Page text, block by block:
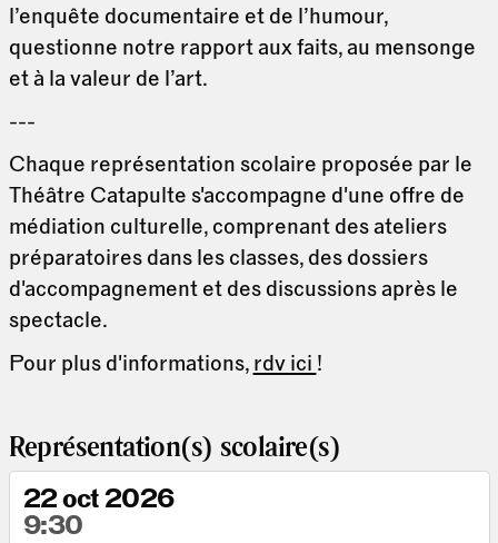
l’enquête documentaire et de l’humour,
questionne notre rapport aux faits, au mensonge
et à la valeur de l’art.
---
Chaque représentation scolaire proposée par le
Théâtre Catapulte s'accompagne d'une offre de
médiation culturelle, comprenant des ateliers
préparatoires dans les classes, des dossiers
d'accompagnement et des discussions après le
spectacle.
Pour plus d'informations, rdv ici !
Représentation(s) scolaire(s)
22 oct 2026
9:30